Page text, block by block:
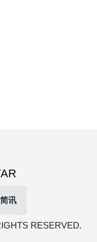
讯
RESERVED.